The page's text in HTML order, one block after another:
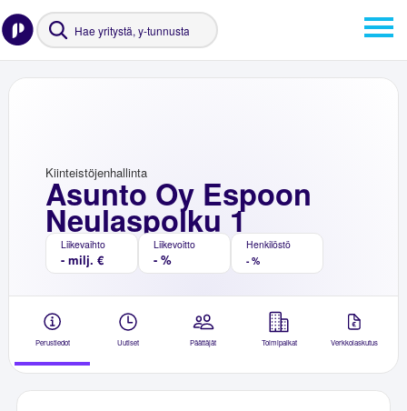
Asunto Oy Espoon
Neulaspolku 1
Kiinteistöjenhallinta
Liikevaihto
- milj. €
Liikevoitto
- %
Henkilöstö
- %
Perustiedot Uutiset Päättäjät Toimipaikat Verkkolaskutus